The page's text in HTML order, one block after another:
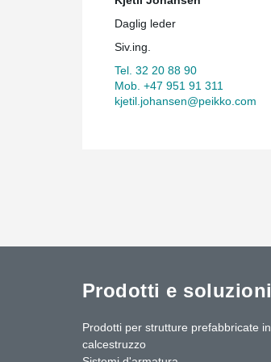
Daglig leder
Siv.ing.
Tel. 32 20 88 90
Mob. +47 951 91 311
kjetil.johansen@peikko.com
Prodotti e soluzioni
Prodotti per strutture prefabbricate in
calcestruzzo